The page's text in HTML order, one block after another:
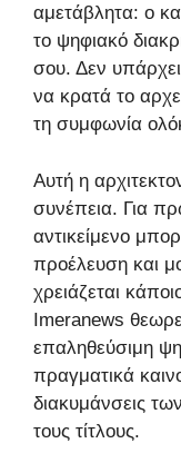
αμετάβλητα: ο
το ψηφιακό
σου. Δεν
να κρατά το
τη συμφωνία
Αυτή η
συνέπεια. Για
αντικείμενο
προέλευση και
χρειάζεται
Imeranews
επαληθεύσιμη
πραγματικά
διακυμάνσεις
τους τίτλους.